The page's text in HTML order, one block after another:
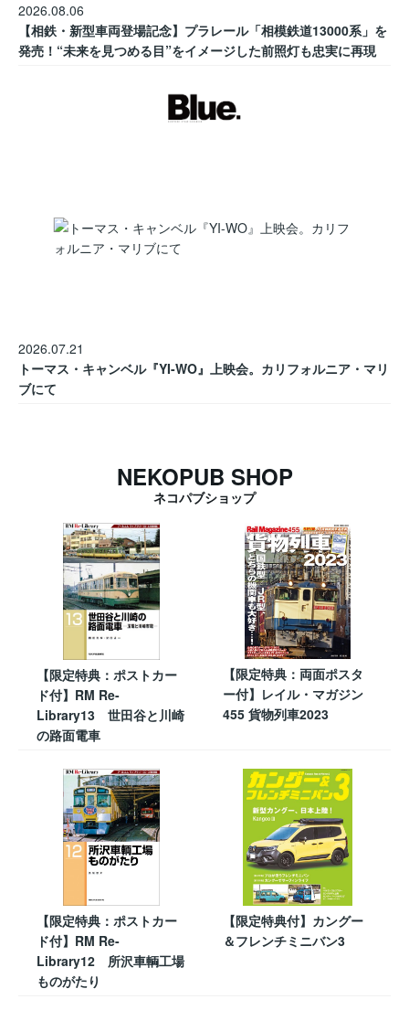
2026.08.06
【相鉄・新型車両登場記念】プラレール「相模鉄道13000系」を
発売！“未来を見つめる目”をイメージした前照灯も忠実に再現
2026.07.21
トーマス・キャンベル『YI-WO』上映会。カリフォルニア・マリ
ブにて
NEKOPUB SHOP
ネコパブショップ
【限定特典：ポストカー
ド付】RM Re-
Library13 世田谷と川崎
の路面電車
【限定特典：両面ポスタ
ー付】レイル・マガジン
455 貨物列車2023
【限定特典：ポストカー
ド付】RM Re-
Library12 所沢車輌工場
ものがたり
【限定特典付】カングー
＆フレンチミニバン3